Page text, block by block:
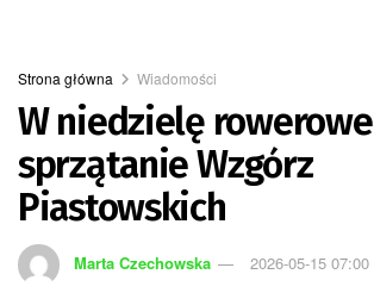
Strona główna Wiadomości
W niedzielę rowerowe
sprzątanie Wzgórz
Piastowskich
Marta Czechowska 2026-05-15 07:00